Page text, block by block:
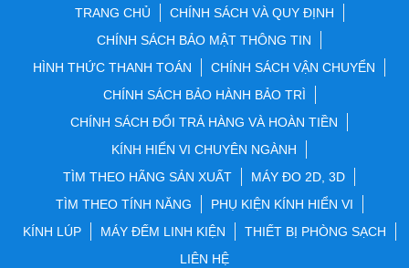
TRANG CHỦ
CHÍNH SÁCH VÀ QUY ĐỊNH
CHÍNH SÁCH BẢO MẬT THÔNG TIN
HÌNH THỨC THANH TOÁN
CHÍNH SÁCH VẬN CHUYỂN
CHÍNH SÁCH BẢO HÀNH BẢO TRÌ
CHÍNH SÁCH ĐỔI TRẢ HÀNG VÀ HOÀN TIỀN
KÍNH HIỂN VI CHUYÊN NGÀNH
TÌM THEO HÃNG SẢN XUẤT
MÁY ĐO 2D, 3D
TÌM THEO TÍNH NĂNG
PHỤ KIỆN KÍNH HIỂN VI
KÍNH LÚP
MÁY ĐẾM LINH KIỆN
THIẾT BỊ PHÒNG SẠCH
LIÊN HỆ